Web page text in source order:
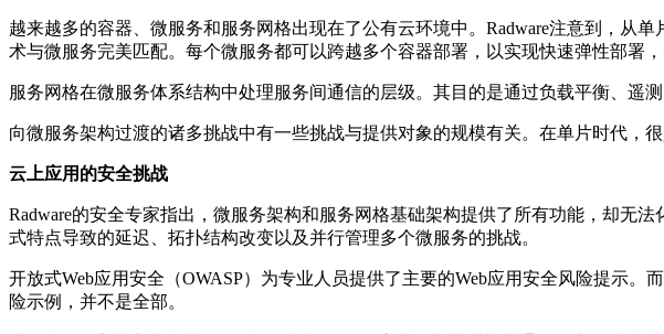
越来越多的容器、微服务和服务网格出现在了公有云环境中。Radware注意到，从
术与微服务完美匹配。每个微服务都可以跨越多个容器部署，以实现快速弹性部署
服务网格在微服务体系结构中处理服务间通信的层级。其目的是通过负载平衡、遥
向微服务架构过渡的诸多挑战中有一些挑战与提供对象的规模有关。在单片时代，
云上应用的安全挑战
Radware的安全专家指出，微服务架构和服务网格基础架构提供了所有功能，却无
式特点导致的延迟、拓扑结构改变以及并行管理多个微服务的挑战。
开放式Web应用安全（OWASP）为专业人员提供了主要的Web应用安全风险提示
险示例，并不是全部。